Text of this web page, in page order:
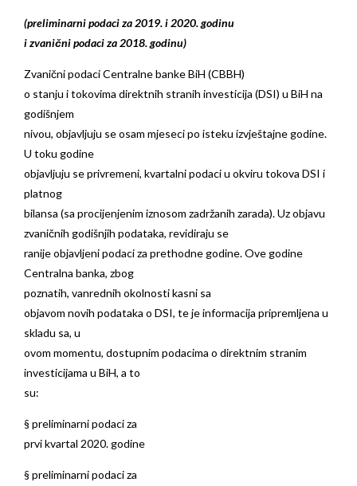
(preliminarni podaci za 2019. i 2020. godinu
i zvanični podaci za 2018. godinu)
Zvanični podaci Centralne banke BiH (CBBH)
o stanju i tokovima direktnih stranih investicija (DSI) u BiH na
godišnjem
nivou, objavljuju se osam mjeseci po isteku izvještajne godine.
U toku godine
objavljuju se privremeni, kvartalni podaci u okviru tokova DSI i
platnog
bilansa (sa procijenjenim iznosom zadržanih zarada). Uz objavu
zvaničnih godišnjih podataka, revidiraju se
ranije objavljeni podaci za prethodne godine. Ove godine
Centralna banka, zbog
poznatih, vanrednih okolnosti kasni sa
objavom novih podataka o DSI, te je informacija pripremljena u
skladu sa, u
ovom momentu, dostupnim podacima o direktnim stranim
investicijama u BiH, a to
su:
§ preliminarni podaci za
prvi kvartal 2020. godine
§ preliminarni podaci za